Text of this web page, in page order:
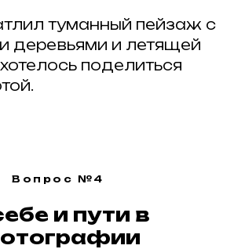
туманный пейзаж с
деревьями и летящей
поделиться
Вопрос №4
и пути в